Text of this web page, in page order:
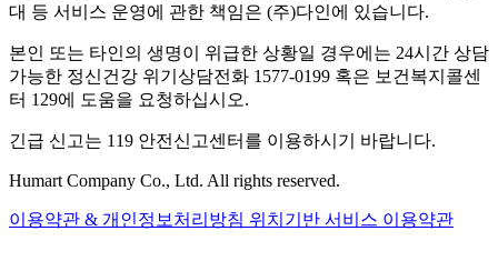
대 등 서비스 운영에 관한 책임은 (주)다인에 있습니다.
본인 또는 타인의 생명이 위급한 상황일 경우에는 24시간 상담
가능한 정신건강 위기상담전화 1577-0199 혹은 보건복지콜센
터 129에 도움을 요청하십시오.
긴급 신고는 119 안전신고센터를 이용하시기 바랍니다.
Humart Company Co., Ltd. All rights reserved.
이용약관 & 개인정보처리방침 위치기반 서비스 이용약관